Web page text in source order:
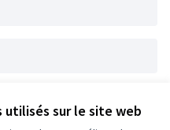
utilisés sur le site web